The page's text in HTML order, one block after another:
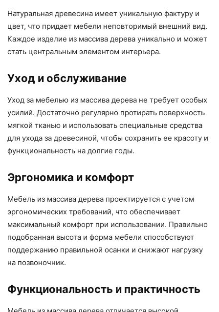
Натуральная древесина имеет уникальную фактуру и
цвет, что придает мебели неповторимый внешний вид.
Каждое изделие из массива дерева уникально и может
стать центральным элементом интерьера.
Уход и обслуживание
Уход за мебелью из массива дерева не требует особых
усилий. Достаточно регулярно протирать поверхность
мягкой тканью и использовать специальные средства
для ухода за древесиной, чтобы сохранить ее красоту и
функциональность на долгие годы.
Эргономика и комфорт
Мебель из массива дерева проектируется с учетом
эргономических требований, что обеспечивает
максимальный комфорт при использовании. Правильно
подобранная высота и форма мебели способствуют
поддержанию правильной осанки и снижают нагрузку
на позвоночник.
Функциональность и практичность